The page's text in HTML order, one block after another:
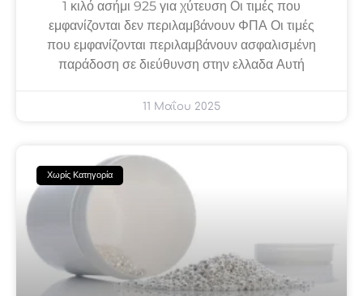
1 κιλό ασήμι 925 για χύτευση Οι τιμές που
εμφανίζονται δεν περιλαμβάνουν ΦΠΑ Οι τιμές
που εμφανίζονται περιλαμβάνουν ασφαλισμένη
παράδοση σε διεύθυνση στην ελλαδα Αυτή
11 Μαΐου 2025
Χωρίς Κατηγορία